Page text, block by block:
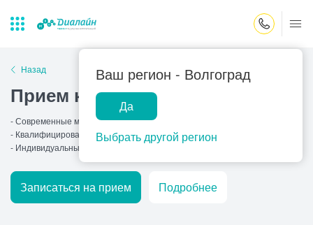
Ваш регион - Волгоград
Да
Выбрать другой регион
Лаборатории
Центр помощи
на дому
Закрыть поиск
Популярные запросы
Прием гинеколога
Прием оториноларинголога
Прием дерматолога
Назад
Прием кардиолога
- Современные методы лечения
- Квалифицированные специалисты
- Индивидуальный подход
Записаться на прием Подробнее